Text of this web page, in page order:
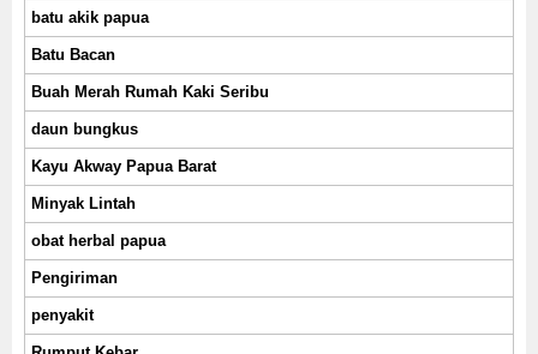
batu akik papua
Batu Bacan
Buah Merah Rumah Kaki Seribu
daun bungkus
Kayu Akway Papua Barat
Minyak Lintah
obat herbal papua
Pengiriman
penyakit